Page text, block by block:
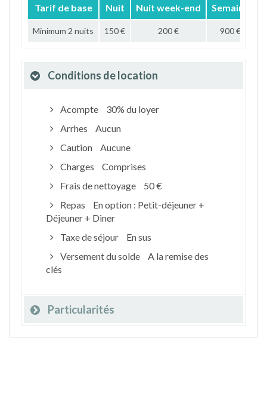
Tarif de base Nuit Nuit week-end Semaine
Minimum 2 nuits 150 € 200 € 900 €
Conditions de location
Acompte
30% du loyer
Arrhes
Aucun
Caution
Aucune
Charges
Comprises
Frais de nettoyage
50 €
Repas
En option : Petit-déjeuner +
Déjeuner + Diner
Taxe de séjour
En sus
Versement du solde
A la remise des
clés
Particularités